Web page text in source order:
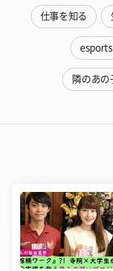
仕事を知る
esports
隣のあの